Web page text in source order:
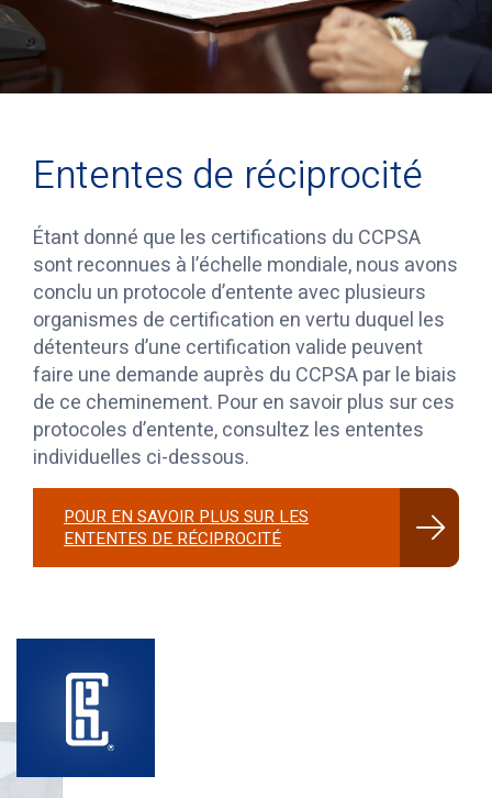
Ententes de réciprocité
Étant donné que les certifications du CCPSA
sont reconnues à l’échelle mondiale, nous avons
conclu un protocole d’entente avec plusieurs
organismes de certification en vertu duquel les
détenteurs d’une certification valide peuvent
faire une demande auprès du CCPSA par le biais
de ce cheminement. Pour en savoir plus sur ces
protocoles d’entente, consultez les ententes
individuelles ci-dessous.
POUR EN SAVOIR PLUS SUR LES
ENTENTES DE RÉCIPROCITÉ